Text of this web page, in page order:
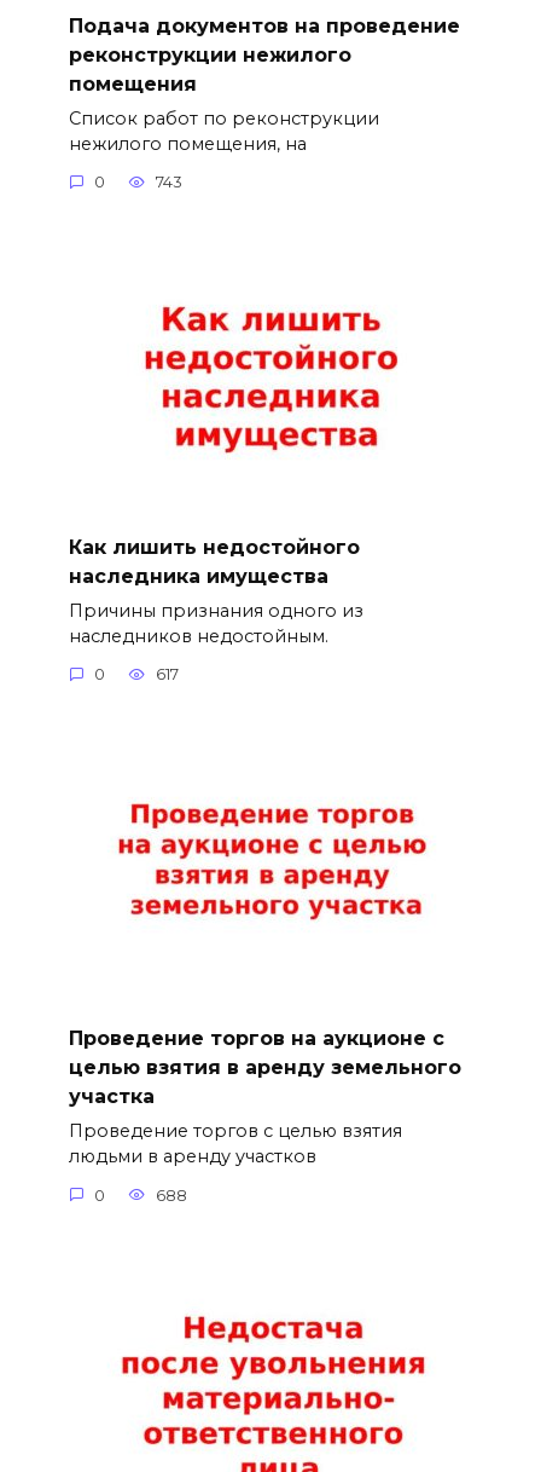
Подача документов на проведение
реконструкции нежилого
помещения
Список работ по реконструкции
нежилого помещения, на
0 743
Как лишить недостойного
наследника имущества
Причины признания одного из
наследников недостойным.
0 617
Проведение торгов на аукционе с
целью взятия в аренду земельного
участка
Проведение торгов с целью взятия
людьми в аренду участков
0 688